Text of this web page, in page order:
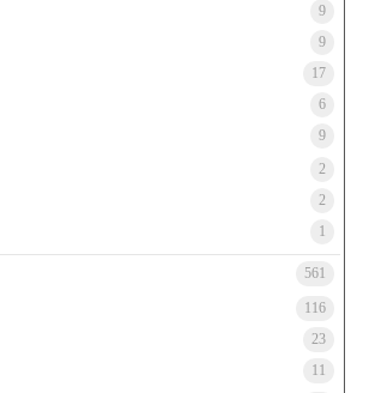
9
9
17
6
9
2
2
1
561
116
23
11